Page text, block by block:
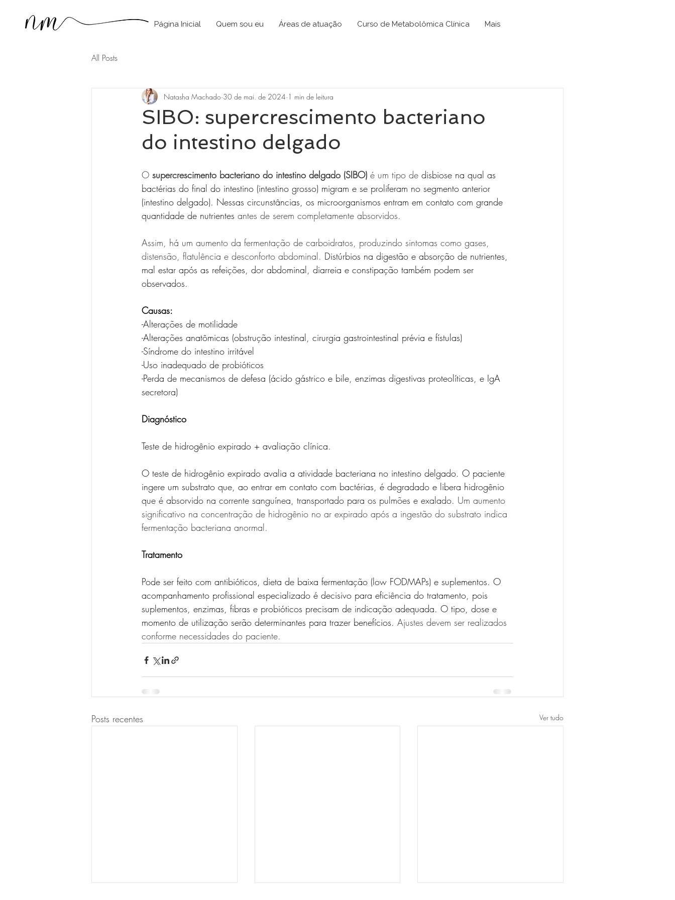
Página Inicial Quem sou eu Áreas de atuação Curso de Metabolômica Clínica Mais
All Posts
SIBO: supercrescimento bacteriano
do intestino delgado
Natasha Machado 30 de mai. de 2024 1 min de leitura
O supercrescimento bacteriano do intestino delgado (SIBO) é um tipo de disbiose na qual as
bactérias do final do intestino (intestino grosso) migram e se proliferam no segmento anterior
(intestino delgado). Nessas circunstâncias, os microorganismos entram em contato com grande
quantidade de nutrientes antes de serem completamente absorvidos.
Assim, há um aumento da fermentação de carboidratos, produzindo sintomas como gases,
distensão, flatulência e desconforto abdominal. Distúrbios na digestão e absorção de nutrientes,
mal estar após as refeições, dor abdominal, diarreia e constipação também podem ser
observados.
Causas:
-Alterações de motilidade
-Alterações anatômicas (obstrução intestinal, cirurgia gastrointestinal prévia e fístulas)
-Síndrome do intestino irritável
-Uso inadequado de probióticos
-Perda de mecanismos de defesa (ácido gástrico e bile, enzimas digestivas proteolíticas, e IgA
secretora)
Diagnóstico
Teste de hidrogênio expirado + avaliação clínica.
O teste de hidrogênio expirado avalia a atividade bacteriana no intestino delgado. O paciente
ingere um substrato que, ao entrar em contato com bactérias, é degradado e libera hidrogênio
que é absorvido na corrente sanguínea, transportado para os pulmões e exalado. Um aumento
significativo na concentração de hidrogênio no ar expirado após a ingestão do substrato indica
fermentação bacteriana anormal.
Tratamento
Pode ser feito com antibióticos, dieta de baixa fermentação (low FODMAPs) e suplementos. O
acompanhamento profissional especializado é decisivo para eficiência do tratamento, pois
suplementos, enzimas, fibras e probióticos precisam de indicação adequada. O tipo, dose e
momento de utilização serão determinantes para trazer benefícios. Ajustes devem ser realizados
conforme necessidades do paciente.
Posts recentes Ver tudo